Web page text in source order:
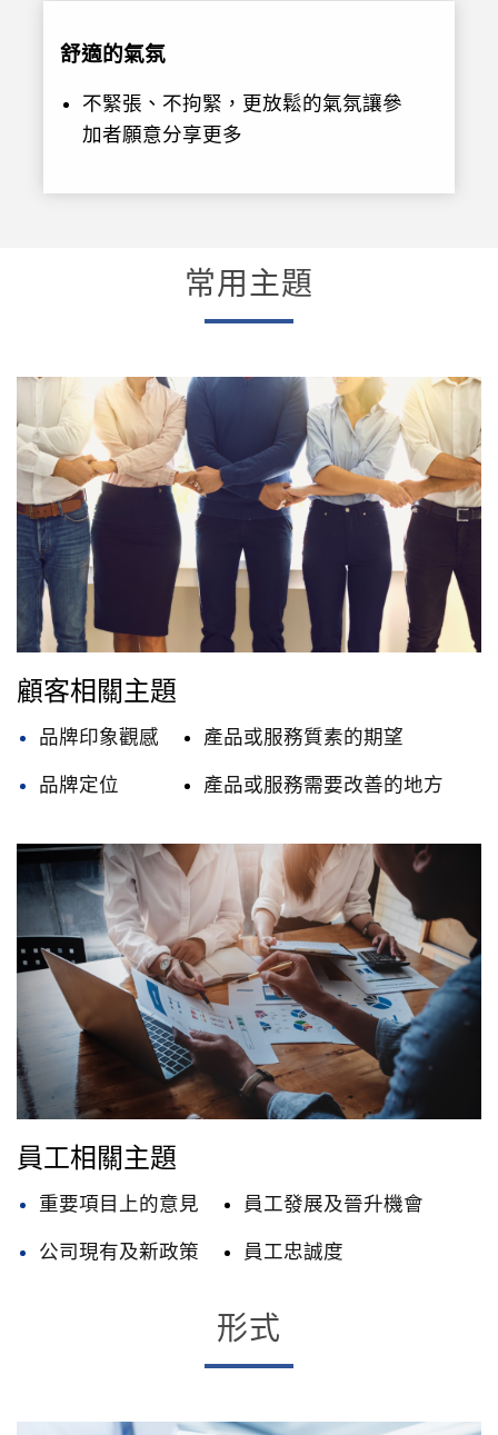
舒適的氣氛
不緊張、不拘緊，更放鬆的氣氛讓參
加者願意分享更多
常用主題
顧客相關主題
品牌印象觀感
品牌定位
產品或服務質素的期望
產品或服務需要改善的地方
員工相關主題
重要項目上的意見
公司現有及新政策
員工發展及晉升機會
員工忠誠度
形式